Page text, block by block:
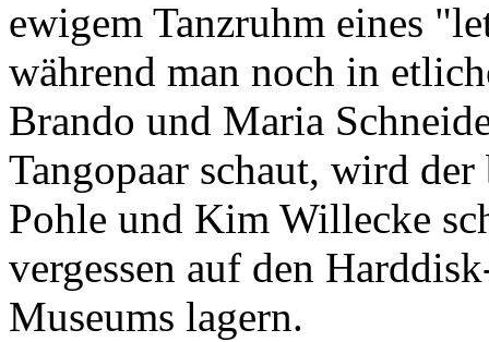
ewigem Tanzruhm eines
während man noch in
Brando und Maria
Tangopaar schaut, wird
Pohle und Kim Willecke
vergessen auf den
Museums lagern.